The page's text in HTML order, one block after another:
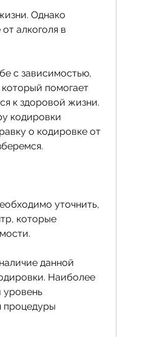
Однако
алкоголя в
с зависимостью,
помогает
к здоровой жизни.
кодировки
о кодировке от
уточнить,
которые
данной
Наиболее
уровень
процедуры